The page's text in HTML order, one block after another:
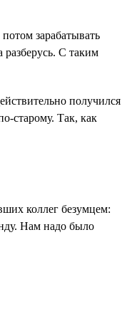
зарабатывать
С таким
получился
старому. Так, как
коллег безумцем:
Нам надо было